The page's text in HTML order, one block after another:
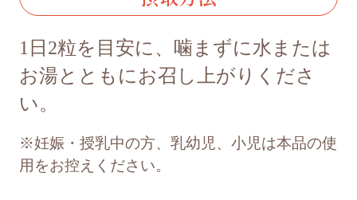
1日2粒を目安に、噛まずに水または
お湯とともにお召し上がりくださ
い。
※妊娠・授乳中の方、乳幼児、小児は本品の使
用をお控えください。